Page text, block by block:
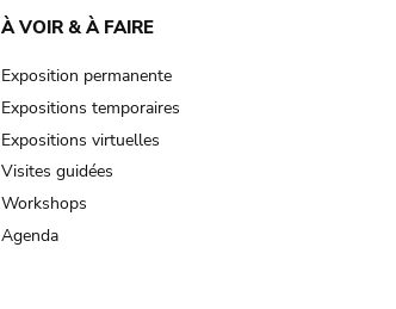
À VOIR & À FAIRE
Exposition permanente
Expositions temporaires
Expositions virtuelles
Visites guidées
Workshops
Agenda